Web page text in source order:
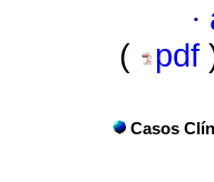
·
(
pdf
Casos